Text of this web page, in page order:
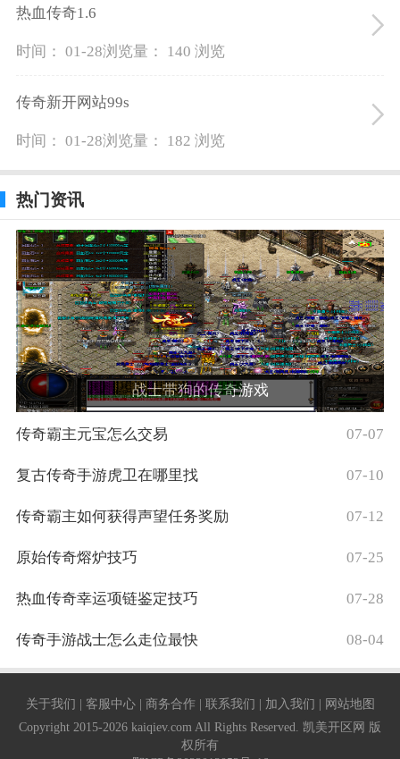
热血传奇1.6
时间： 01-28浏览量： 140 浏览
传奇新开网站99s
时间： 01-28浏览量： 182 浏览
热门资讯
战士带狗的传奇游戏
传奇霸主元宝怎么交易 07-07
复古传奇手游虎卫在哪里找 07-10
传奇霸主如何获得声望任务奖励 07-12
原始传奇熔炉技巧 07-25
热血传奇幸运项链鉴定技巧 07-28
传奇手游战士怎么走位最快 08-04
关于我们 | 客服中心 | 商务合作 | 联系我们 | 加入我们 | 网站地图
Copyright 2015-2026 kaiqiev.com All Rights Reserved. 凯美开区网 版
权所有